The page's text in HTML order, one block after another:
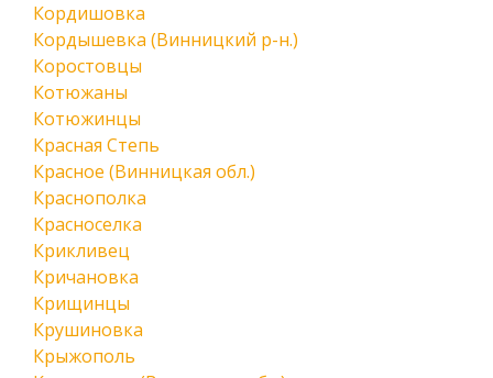
Кордишовка
Кордышевка (Винницкий р-н.)
Коростовцы
Котюжаны
Котюжинцы
Красная Степь
Красное (Винницкая обл.)
Краснополка
Красноселка
Крикливец
Кричановка
Крищинцы
Крушиновка
Крыжополь